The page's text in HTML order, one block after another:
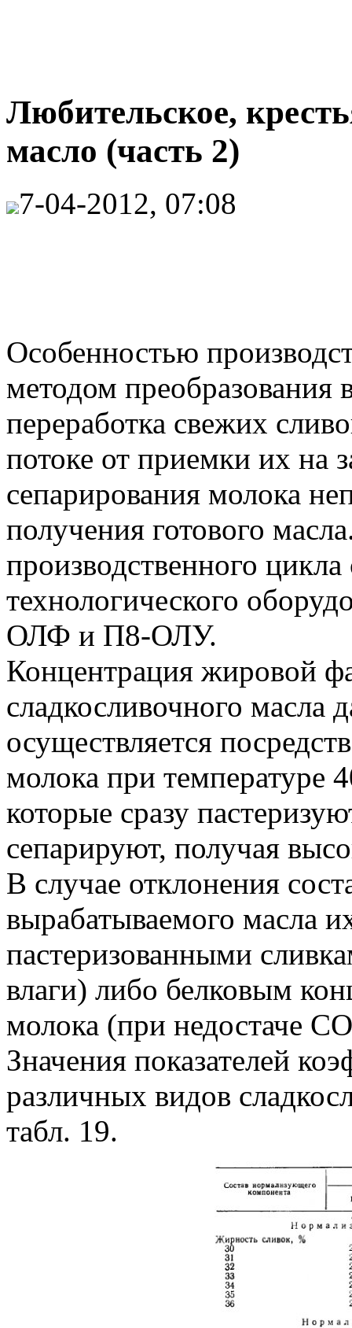
Любительское,
масло (часть 2)
7-04-2012, 07:08
Особенностью
методом преобразования
переработка свежих
потоке от приемки их на
сепарирования молока
получения готового
производственного
технологического
ОЛФ и П8-ОЛУ.
Концентрация жировой
сладкосливочного масла
осуществляется
молока при температуре
которые сразу
сепарируют, получая
В случае отклонения
вырабатываемого масла
пастеризованными
влаги) либо белковым
молока (при недостаче
Значения показателей
различных видов
табл. 19.